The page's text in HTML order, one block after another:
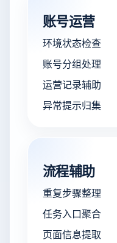
账号运营
环境状态检查
账号分组处理
运营记录辅助
异常提示归集
流程辅助
重复步骤整理
任务入口聚合
页面信息提取